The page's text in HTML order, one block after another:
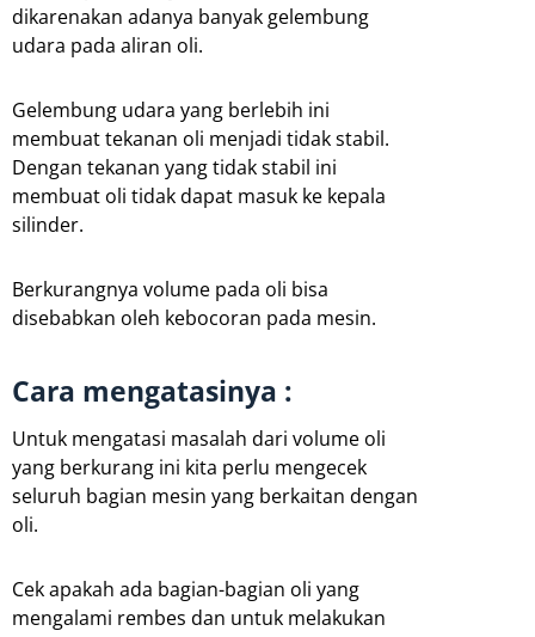
dikarenakan adanya banyak gelembung
udara pada aliran oli.
Gelembung udara yang berlebih ini
membuat tekanan oli menjadi tidak stabil.
Dengan tekanan yang tidak stabil ini
membuat oli tidak dapat masuk ke kepala
silinder.
Berkurangnya volume pada oli bisa
disebabkan oleh kebocoran pada mesin.
Cara mengatasinya :
Untuk mengatasi masalah dari volume oli
yang berkurang ini kita perlu mengecek
seluruh bagian mesin yang berkaitan dengan
oli.
Cek apakah ada bagian-bagian oli yang
mengalami rembes dan untuk melakukan